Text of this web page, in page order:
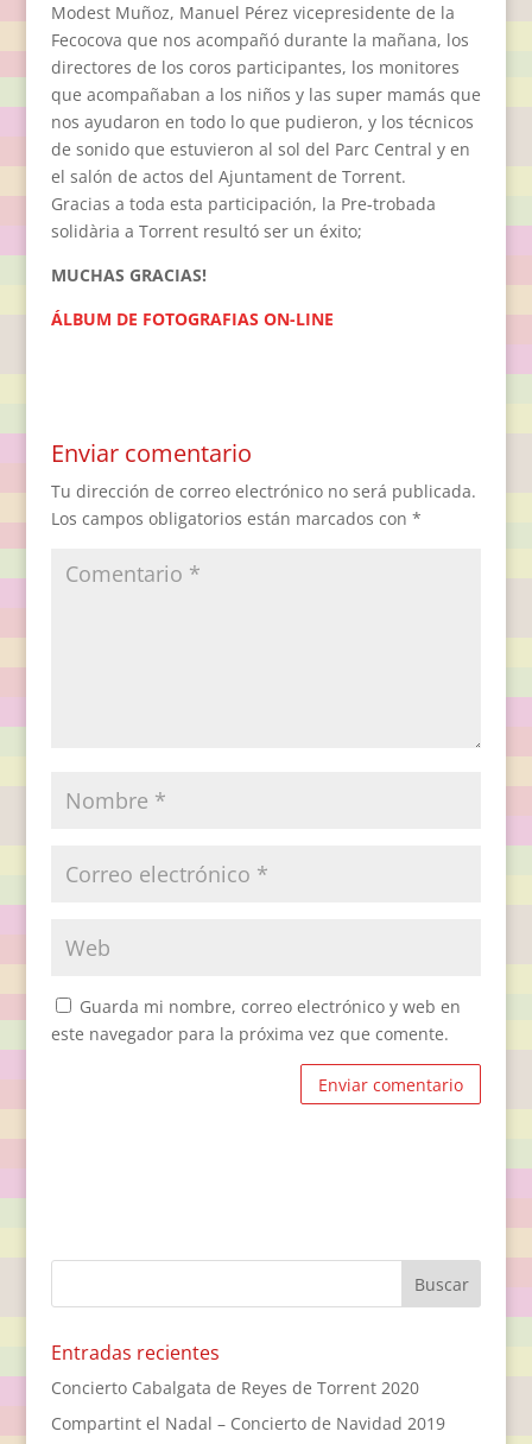
Modest Muñoz, Manuel Pérez vicepresidente de la
Fecocova que nos acompañó durante la mañana, los
directores de los coros participantes, los monitores
que acompañaban a los niños y las super mamás que
nos ayudaron en todo lo que pudieron, y los técnicos
de sonido que estuvieron al sol del Parc Central y en
el salón de actos del Ajuntament de Torrent.
Gracias a toda esta participación, la Pre-trobada
solidària a Torrent resultó ser un éxito;
MUCHAS GRACIAS!
ÁLBUM DE FOTOGRAFIAS ON-LINE
Enviar comentario
Tu dirección de correo electrónico no será publicada.
Los campos obligatorios están marcados con *
Guarda mi nombre, correo electrónico y web en
este navegador para la próxima vez que comente.
Entradas recientes
Concierto Cabalgata de Reyes de Torrent 2020
Compartint el Nadal – Concierto de Navidad 2019